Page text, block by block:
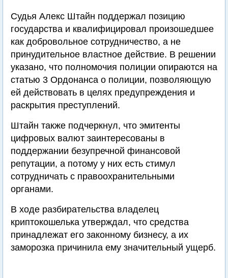
Судья Алекс Штайн поддержал позицию
государства и квалифицировал произошедшее
как добровольное сотрудничество, а не
принудительное властное действие. В решении
указано, что полномочия полиции опираются на
статью 3 Ордонанса о полиции, позволяющую
ей действовать в целях предупреждения и
раскрытия преступлений.
Штайн также подчеркнул, что эмитенты
цифровых валют заинтересованы в
поддержании безупречной финансовой
репутации, а потому у них есть стимул
сотрудничать с правоохранительными
органами.
В ходе разбирательства владелец
криптокошелька утверждал, что средства
принадлежат его законному бизнесу, а их
заморозка причинила ему значительный ущерб.